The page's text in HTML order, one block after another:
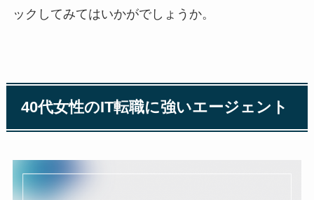
ックしてみてはいかがでしょうか。
40代女性のIT転職に強いエージェント